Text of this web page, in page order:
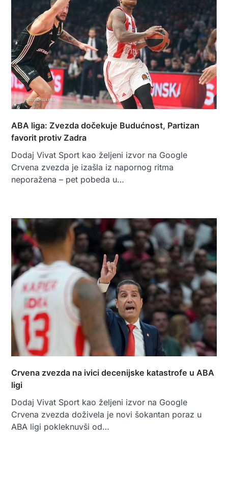
ABA liga: Zvezda dočekuje Budućnost, Partizan
favorit protiv Zadra
Dodaj Vivat Sport kao željeni izvor na Google
Crvena zvezda je izašla iz napornog ritma
neporažena – pet pobeda u…
Crvena zvezda na ivici decenijske katastrofe u ABA
ligi
Dodaj Vivat Sport kao željeni izvor na Google
Crvena zvezda doživela je novi šokantan poraz u
ABA ligi pokleknuvši od…